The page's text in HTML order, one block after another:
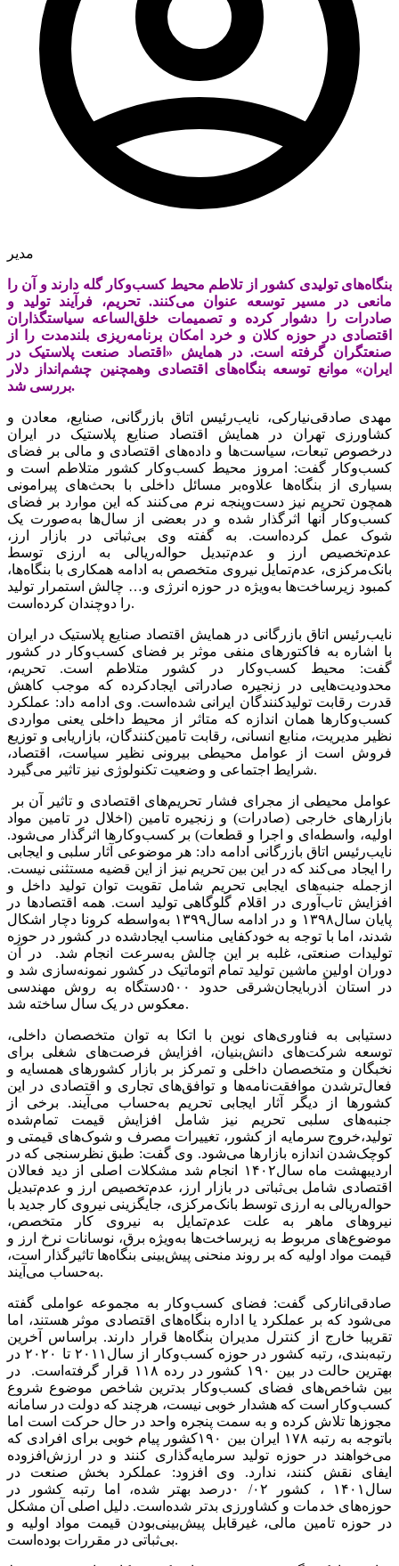
مدیر
بنگاه‌های تولیدی کشور از تلاطم محیط کسب‌وکار گله دارند و آن را
مانعی در مسیر توسعه عنوان می‌کنند. تحریم، فرآیند تولید و
صادرات را دشوار کرده و تصمیمات خلق‌الساعه سیاستگذاران
اقتصادی در حوزه کلان و خرد امکان برنامه‌ریزی بلندمدت را از
صنعتگران گرفته است. در همایش «اقتصاد صنعت پلاستیک در
ایران» موانع توسعه بنگاه‌های اقتصادی وهمچنین چشم‌انداز دلار
بررسی شد.
مهدی صادقی‌نیارکی، نایب‌رئیس اتاق بازرگانی، صنایع، معادن و
کشاورزی تهران در همایش اقتصاد صنایع پلاستیک در ایران
درخصوص تبعات، سیاست‌ها و داده‌های اقتصادی و مالی بر فضای
کسب‌وکار گفت: امروز محیط‌‌‌‌‌ کسب‌وکار کشور متلاطم است و
بسیاری از بنگاه‌ها علاوه‌بر مسائل داخلی با بحث‌های پیرامونی
همچون تحریم نیز دست‌وپنجه نرم می‌کنند که این موارد بر فضای
کسب‌وکار آنها اثرگذار شده و در بعضی از سال‌ها به‌صورت یک
شوک عمل کرده‌است. به گفته وی بی‌‌‌‌‌ثباتی در بازار ارز،
عدم‌تخصیص ارز و عدم‌تبدیل حواله‌ریالی به ارزی توسط
بانک‌مرکزی، عدم‌تمایل نیروی متخصص به ادامه همکاری با بنگاه‌ها،
کمبود زیرساخت‌ها به‌ویژه در حوزه انرژی و… چالش استمرار تولید
را دوچندان کرده‌است.
نایب‌رئیس اتاق بازرگانی در همایش اقتصاد صنایع پلاستیک در ایران
با اشاره به فاکتورهای منفی موثر بر فضای کسب‌وکار در کشور
گفت: محیط کسب‌وکار در کشور متلاطم است. تحریم،
محدودیت‌هایی در زنجیره صادراتی ایجاد‌کرده که موجب کاهش
قدرت رقابت تولیدکنندگان ایرانی شده‌است. وی ادامه داد: عملکرد
کسب‌وکارها همان اندازه که متاثر از محیط داخلی یعنی مواردی
نظیر مدیریت، منابع انسانی، رقابت تامین‌‌‌‌‌کنندگان، بازاریابی و توزیع
فروش است از عوامل محیطی بیرونی نظیر سیاست، اقتصاد،
شرایط اجتماعی و وضعیت تکنولوژی نیز تاثیر می‌گیرد.
بازارهای خارجی (صادرات) و زنجیره تامین (اخلال در تامین مواد
اولیه، واسطه‌‌‌‌‌ای و اجرا و قطعات) بر کسب‌وکارها اثرگذار می‌شود.
نایب‌رئیس اتاق بازرگانی ادامه داد: هر موضوعی آثار سلبی و ایجابی
را ایجاد می‌کند که در این بین تحریم نیز از این قضیه مستثنی نیست.
ازجمله جنبه‌‌‌‌‌های ایجابی تحریم شامل تقویت توان تولید داخل و
افزایش تاب‌‌‌‌‌آوری در اقلام گلوگاهی تولید است. همه اقتصادها در
پایان سال‌۱۳۹۸ و در ادامه سال‌۱۳۹۹ به‌واسطه کرونا دچار اشکال
شدند، اما با توجه به خودکفایی مناسب ایجادشده در کشور در حوزه
تولیدات صنعتی، غلبه بر این چالش به‌سرعت انجام شد. در آن
دوران اولین ماشین تولید تمام اتوماتیک در کشور نمونه‌‌‌‌‌سازی شد و
در استان آذربایجان‌شرقی حدود ۵۰۰دستگاه به روش مهندسی
معکوس در یک سال ‌ساخته شد.
دستیابی به فناوری‌های نوین با اتکا به توان متخصصان داخلی،
توسعه شرکت‌های دانش‌بنیان، افزایش فرصت‌های شغلی برای
نخبگان و متخصصان داخلی و تمرکز بر بازار کشورهای همسایه و
فعال‌تر‌شدن موافقت‌نامه‌‌‌‌‌ها و توافق‌های تجاری و اقتصادی در این
کشورها از دیگر آثار ایجابی تحریم به‌حساب می‌آیند. برخی از
جنبه‌‌‌‌‌های سلبی تحریم نیز شامل افزایش قیمت تمام‌شده
تولید،خروج سرمایه از کشور، تغییرات مصرف و شوک‌‌‌‌‌های قیمتی و
کوچک‌‌‌‌‌شدن اندازه بازارها می‌شود. وی گفت: طبق نظرسنجی که در
اردیبهشت ماه سال‌۱۴۰۲ انجام شد مشکلات اصلی از دید فعالان
اقتصادی شامل بی‌‌‌‌‌ثباتی در بازار ارز، عدم‌تخصیص ارز و عدم‌تبدیل
حواله‌ریالی به ارزی توسط بانک‌مرکزی، جایگزینی نیروی کار جدید با
نیروهای ماهر به علت عدم‌تمایل به نیروی کار متخصص،
موضوع‌‌‌‌‌های مربوط به زیرساخت‌ها به‌ویژه برق، نوسانات نرخ ارز و
قیمت مواد اولیه که بر روند منحنی پیش‌بینی بنگاه‌ها تاثیرگذار است،
به‌حساب می‌آیند.
صادقی‌انارکی گفت: فضای کسب‌وکار به مجموعه عواملی گفته
می‌شود که بر عملکرد یا اداره بنگاه‌های اقتصادی موثر هستند، اما
تقریبا خارج از کنترل مدیران بنگاه‌ها قرار دارند. براساس آخرین
رتبه‌بندی، رتبه کشور در حوزه کسب‌وکار از سال‌۲۰۱۱ تا ۲۰۲۰ در
بهترین حالت در بین ۱۹۰ کشور در رده ۱۱۸ قرار گرفته‌است. در
بین شاخص‌های فضای کسب‌وکار بدترین شاخص موضوع شروع
کسب‌وکار است که هشدار خوبی نیست، هرچند که دولت در سامانه
مجوزها تلاش کرده و به سمت پنجره واحد در حال حرکت است اما
باتوجه به رتبه ۱۷۸ ایران بین ۱۹۰کشور پیام خوبی برای افرادی که
می‌خواهند در حوزه تولید سرمایه‌گذاری کنند و در ارزش‌افزوده
ایفای نقش کنند، ندارد. وی افزود: عملکرد بخش صنعت در
سال‌۱۴۰۱ ، کشور ۰۲/ ۰‌درصد بهتر شده، اما رتبه کشور در
حوزه‌های خدمات و کشاورزی بدتر شده‌است. دلیل اصلی آن مشکل
در حوزه تامین مالی، غیر‌قابل پیش‌بینی‌بودن قیمت مواد اولیه و
بی‌‌‌‌‌ثباتی در مقررات بوده‌است.